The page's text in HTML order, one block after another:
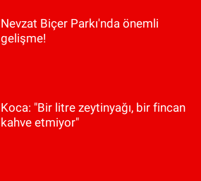
Nevzat Biçer Parkı'nda önemli
gelişme!
Koca: "Bir litre zeytinyağı, bir fincan
kahve etmiyor"